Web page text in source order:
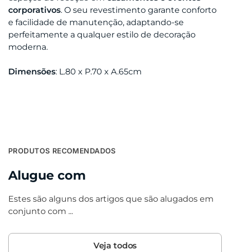
corporativos. O seu revestimento garante conforto
e facilidade de manutenção, adaptando-se
perfeitamente a qualquer estilo de decoração
moderna.
Dimensões: L.80 x P.70 x A.65cm
PRODUTOS RECOMENDADOS
Alugue com
Estes são alguns dos artigos que são alugados em
conjunto com ...
Veja todos